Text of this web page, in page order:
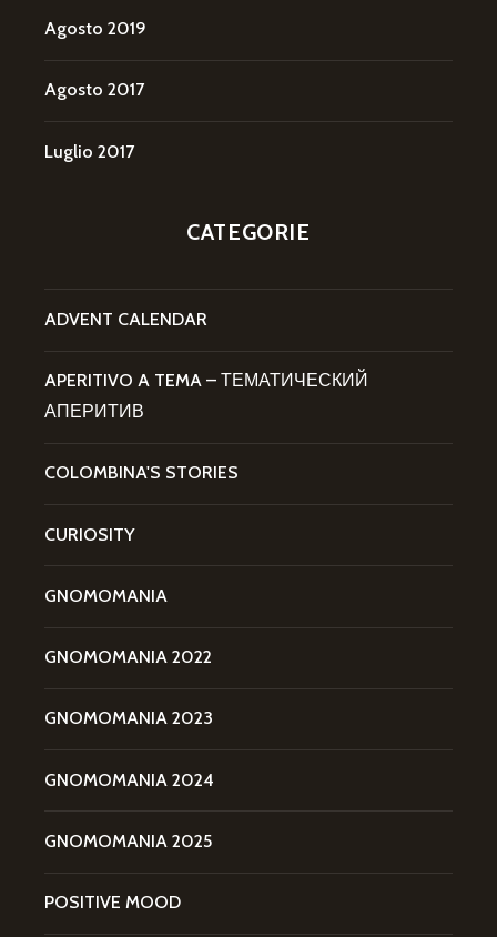
Agosto 2019
Agosto 2017
Luglio 2017
CATEGORIE
ADVENT CALENDAR
APERITIVO A TEMA – ТЕМАТИЧЕСКИЙ
АПЕРИТИВ
COLOMBINA'S STORIES
CURIOSITY
GNOMOMANIA
GNOMOMANIA 2022
GNOMOMANIA 2023
GNOMOMANIA 2024
GNOMOMANIA 2025
POSITIVE MOOD